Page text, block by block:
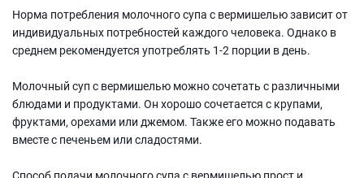
Норма потребления молочного супа с вермишелью зависит от
индивидуальных потребностей каждого человека. Однако в
среднем рекомендуется употреблять 1-2 порции в день.
Молочный суп с вермишелью можно сочетать с различными
блюдами и продуктами. Он хорошо сочетается с крупами,
фруктами, орехами или джемом. Также его можно подавать
вместе с печеньем или сладостями.